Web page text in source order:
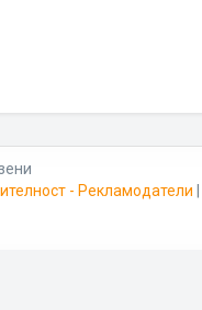
- Рекламодатели